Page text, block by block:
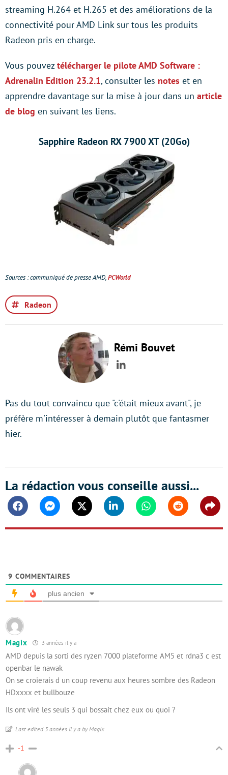
streaming H.264 et H.265 et des améliorations de la
connectivité pour AMD Link sur tous les produits
Radeon pris en charge.
Vous pouveztélécharger le pilote AMD Software :
Adrenalin Edition 23.2.1, consulter les notes et en
apprendre davantage sur la mise à jour dans un article
de blog en suivant les liens.
Sapphire Radeon RX 7900 XT (20Go)
Sources : communiqué de presse AMD,PCWorld
Radeon
Rémi Bouvet
LinkedIn
Pas du tout convaincu que "c'était mieux avant", je
préfère m'intéresser à demain plutôt que fantasmer
hier.
La rédaction vous conseille aussi...
FacebookMessengerTwitter Linkedin WhatsappReddit
9 COMMENTAIRES
plus ancien
Magix 3 années il y a
AMD depuis la sorti des ryzen 7000 plateforme AM5 et rdna3 c est
openbar le nawak
On se croierais d un coup revenu aux heures sombre des Radeon
HDxxxx et bullbouze
Ils ont viré les seuls 3 qui bossait chez eux ou quoi ?
Last edited 3 années il y a by Magix
-1